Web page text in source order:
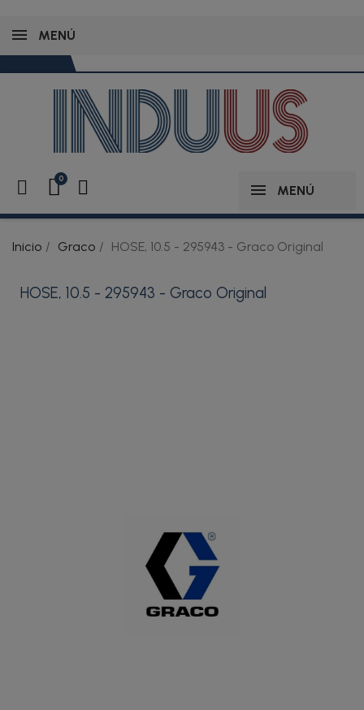
MENÚ
MENÚ
Inicio Graco HOSE, 10.5 - 295943 - Graco Original
HOSE, 10.5 - 295943 - Graco Original